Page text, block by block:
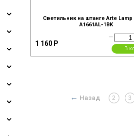
Светильник на штанге Arte Lamp
A1661AL-1BK
1 160 Р
−
В
Назад 2 3